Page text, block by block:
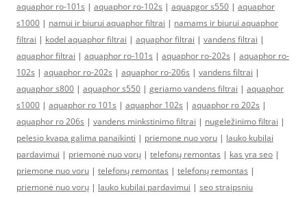
aquaphor ro-101s | aquaphor ro-102s | aquapgor s550 | aquaphor
s1000 | namui ir biurui aquaphor filtrai | namams ir biurui aquaphor
filtrai | kodel aquaphor filtrai | aquaphor filtrai | vandens filtrai |
aquaphor filtrai | aquaphor ro-101s | aquaphor ro-202s | aquaphor ro-
102s | aquaphor ro-202s | aquaphor ro-206s | vandens filtrai |
aquaphor s800 | aquaphor s550 | geriamo vandens filtrai | aquaphor
s1000 | aquaphor ro 101s | aquaphor 102s | aquaphor ro 202s |
aquaphor ro 206s | vandens minkstinimo filtrai | nugeležinimo filtrai |
pelesio kvapa galima panaikinti | priemone nuo voru | lauko kubilai
pardavimui | priemonė nuo vorų | telefonų remontas | kas yra seo |
priemone nuo voru | telefonų remontas | telefonų remontas |
priemonė nuo vorų | lauko kubilai pardavimui | seo straipsniu